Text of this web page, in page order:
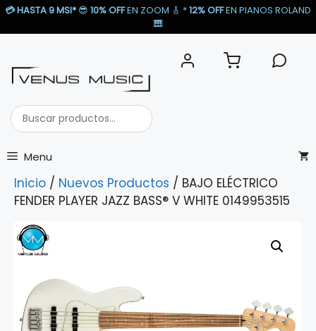
Saltar
💳HASTA 9 MSI* 😎 10% OFFEN ZOOM 🎸​ *12% OFFEN PIANOS ROLAND
🎹​
Buscar
productos...
Menu
Inicio / Nuevos Productos / BAJO ELÉCTRICO
FENDER PLAYER JAZZ BASS® V WHITE 0149953515